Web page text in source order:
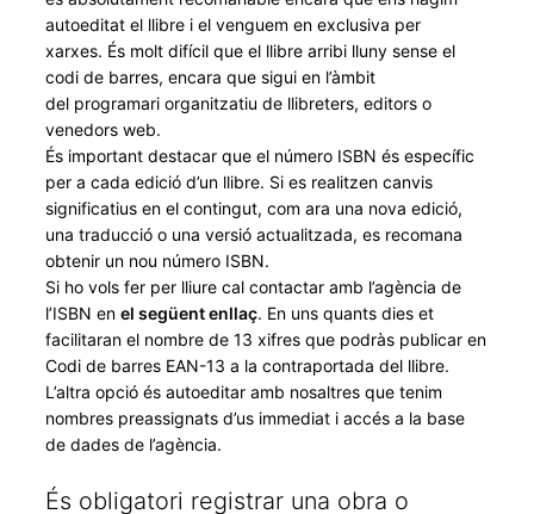
autoeditat el llibre i el venguem en exclusiva per
xarxes. És molt difícil que el llibre arribi lluny sense el
codi de barres, encara que sigui en l’àmbit
del programari organitzatiu de llibreters, editors o
venedors web.
És important destacar que el número ISBN és específic
per a cada edició d’un llibre. Si es realitzen canvis
significatius en el contingut, com ara una nova edició,
una traducció o una versió actualitzada, es recomana
obtenir un nou número ISBN.
Si ho vols fer per lliure cal contactar amb l’agència de
l’ISBN en el següent enllaç. En uns quants dies et
facilitaran el nombre de 13 xifres que podràs publicar en
Codi de barres EAN-13 a la contraportada del llibre.
L’altra opció és autoeditar amb nosaltres que tenim
nombres preassignats d’us immediat i accés a la base
de dades de l’agència.
És obligatori registrar una obra o